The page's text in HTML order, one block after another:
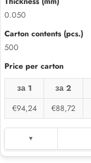
0.050
500
за 1 за 2
€94,24
€88,72